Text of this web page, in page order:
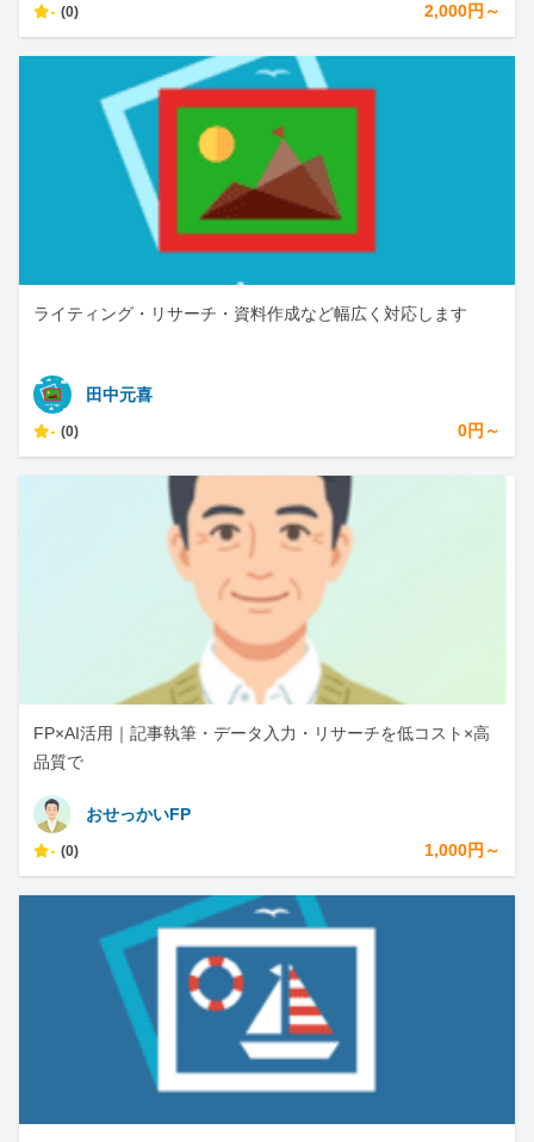
- (0) 2,000円～
ライティング・リサーチ・資料作成など幅広く対応します
田中元喜
- (0) 0円～
FP×AI活用｜記事執筆・データ入力・リサーチを低コスト×高
品質で
おせっかいFP
- (0) 1,000円～